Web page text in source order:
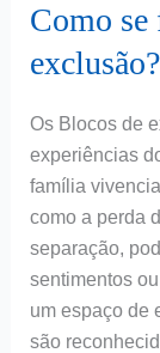
Como
exclusão?
Os Blocos de
experiências
família
como a perda
separação,
sentimentos
um espaço de
são